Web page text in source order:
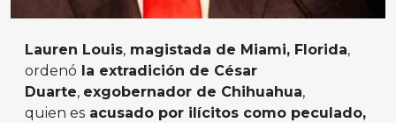
Lauren Louis, magistada de Miami, Florida,
ordenó la extradición de César
Duarte, exgobernador de Chihuahua,
quien es acusado por ilícitos como peculado,